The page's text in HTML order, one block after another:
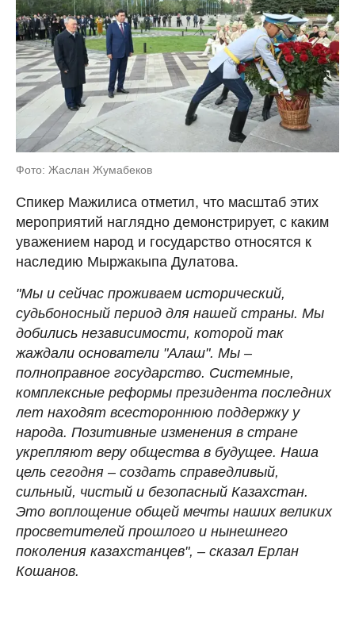
Фото: Жаслан Жумабеков
Спикер Мажилиса отметил, что масштаб этих
мероприятий наглядно демонстрирует, с каким
уважением народ и государство относятся к
наследию Мыржакыпа Дулатова.
"Мы и сейчас проживаем исторический,
судьбоносный период для нашей страны. Мы
добились независимости, которой так
жаждали основатели "Алаш". Мы –
полноправное государство. Системные,
комплексные реформы президента последних
лет находят всестороннюю поддержку у
народа. Позитивные изменения в стране
укрепляют веру общества в будущее. Наша
цель сегодня – создать справедливый,
сильный, чистый и безопасный Казахстан.
Это воплощение общей мечты наших великих
просветителей прошлого и нынешнего
поколения казахстанцев", – сказал Ерлан
Кошанов.